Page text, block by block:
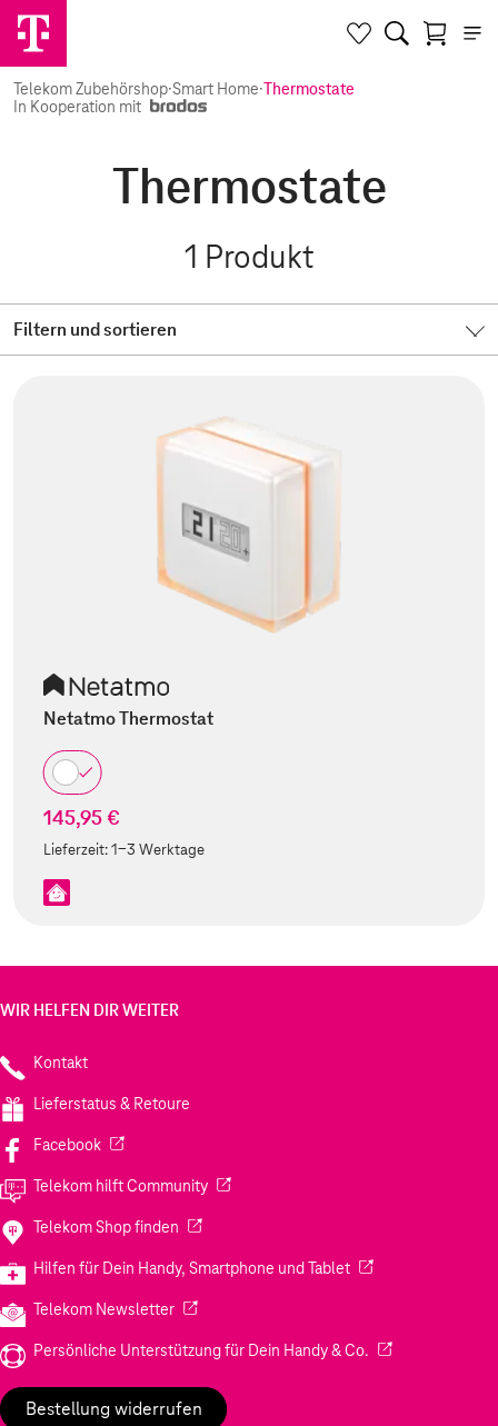
Telekom Zubehörshop·Smart Home·Thermostate
In Kooperation mit
Thermostate
1 Produkt
Filtern und sortieren
Netatmo Thermostat
145,95 €
Lieferzeit:1-3 Werktage
WIR HELFEN DIR WEITER
Kontakt
Lieferstatus & Retoure
Facebook(Wird in einem neuen Tab geöffnet)
Telekom hilft Community(Wird in einem neuen Tab geöffnet)
Telekom Shop finden (Wird in einem neuen Tab geöffnet)
Hilfen für Dein Handy, Smartphone und Tablet(Wird in einem
Telekom Newsletter(Wird in einem neuen Tab geöffnet)
Persönliche Unterstützung für Dein Handy & Co. (Wird in einem
Bestellung widerrufen